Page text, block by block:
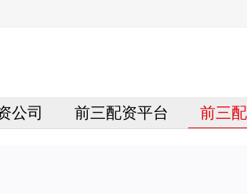
公司 前三配资平台 前三